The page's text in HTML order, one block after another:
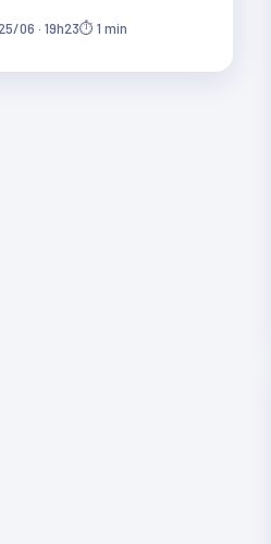
06 · 19h23⏱ 1 min